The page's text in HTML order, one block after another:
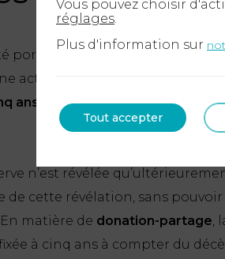
porte atteinte à la réserve
action en réduction. Cette
ans à compter de l’ouverture
n’est révélée
de cette révélation, sans pouvoir
. En matière de donation-partage
à cinq ans à compter du
Vous pouvez choisir
réglages
Plus d'information sur
Tout accepter